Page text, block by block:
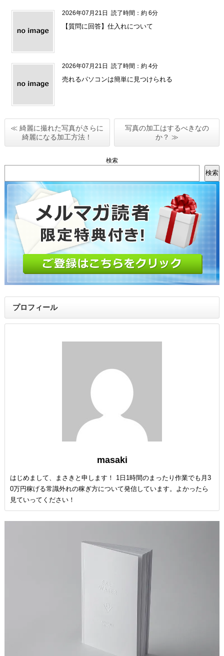
2026年07月21日 読了時間：約 6分
【質問に回答】仕入れについて
2026年07月21日 読了時間：約 4分
売れるパソコンは簡単に見つけられる
≪ 綺麗に撮れた写真がさらに
綺麗になる加工方法！
写真の加工はするべきなの
か？ ≫
検索
検索
プロフィール
masaki
はじめまして、まさきと申します！ 1日1時間のまったり作業でも月3
0万円稼げる常識外れの稼ぎ方について発信しています。よかったら
見ていってください！